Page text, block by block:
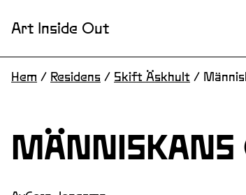
Art Inside Out
Hem / Residens / Skift Äskhult /
MÄNNISKANS